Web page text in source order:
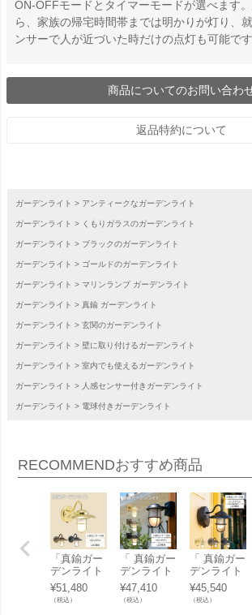
ON-OFFモードとタイマーモードが選べます
ら、家族の帰宅時間帯までは明かりが灯り、
ンサーで人が近づいた時だけの点灯も可能です
商品についてのお問い合わ
返品特約について
ガーデンライト アンティークなガーデンライト
ガーデンライト くもりガラスのガーデンライト
ガーデンライト ブラックのガーデンライト
ガーデンライト ゴールドのガーデンライト
ガーデンライト マリンランプ ガーデンライト
ガーデンライト 真鍮 ガーデンライト
ガーデンライト 玄関のガーデンライト
ガーデンライト 壁に取り付けるガーデンライト
ガーデンライト 室内でも使えるガーデンライト
ガーデンライト 人感センサー付きガーデンライト
ガーデンライト 電球付きガーデンライト
RECOMMENDおすすめ商品
「真鍮ガー
デンライト
LED電球 B
R5060 FR L
E SL くも
¥51,480
（税込）
「 真鍮ガー
デンライト
BR5000 LE
D くもりガ
ラス 人感セ
¥47,410
（税込）
「 真鍮ガー
デンライト
BR1760 LE
D クリアガ
ラス 人感セ
¥45,540
（税込）